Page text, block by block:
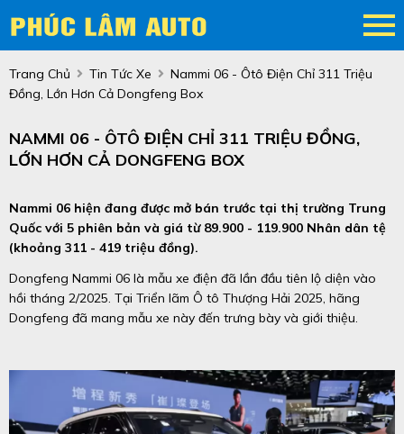
Trang Chủ Tin Tức Xe
Nammi 06 - Ôtô Điện Chỉ 311 Triệu
Đồng, Lớn Hơn Cả Dongfeng Box
NAMMI 06 - ÔTÔ ĐIỆN CHỈ 311 TRIỆU ĐỒNG,
LỚN HƠN CẢ DONGFENG BOX
Nammi 06 hiện đang được mở bán trước tại thị trường Trung
Quốc với 5 phiên bản và giá từ 89.900 - 119.900 Nhân dân tệ
(khoảng 311 - 419 triệu đồng).
Dongfeng Nammi 06 là mẫu xe điện đã lần đầu tiên lộ diện vào
hồi tháng 2/2025. Tại Triển lãm Ô tô Thượng Hải 2025, hãng
Dongfeng đã mang mẫu xe này đến trưng bày và giới thiệu.